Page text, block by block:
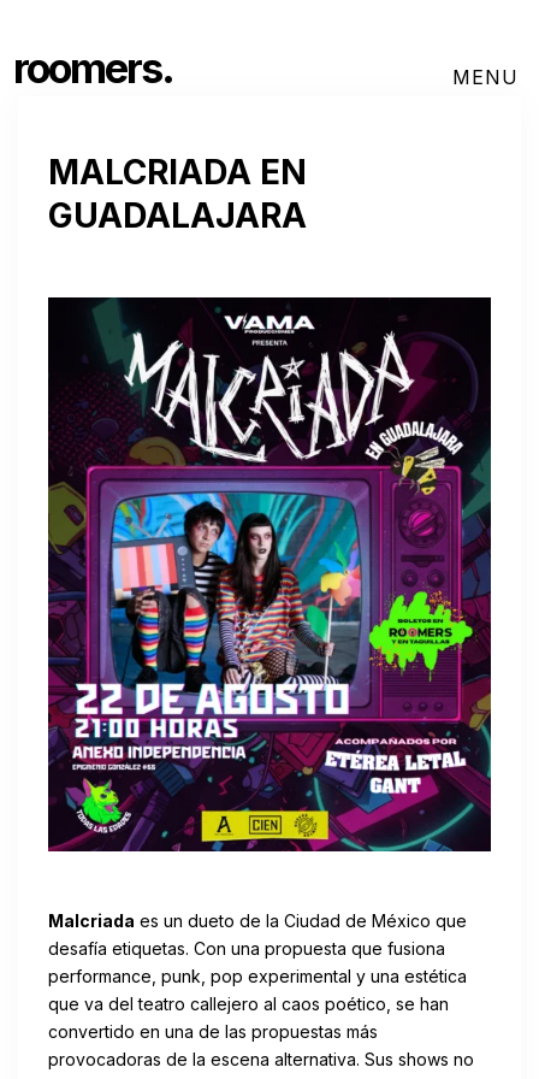
roomers.
MALCRIADA EN
GUADALAJARA
Malcriada es un dueto de la Ciudad de México que
desafía etiquetas. Con una propuesta que fusiona
performance, punk, pop experimental y una estética
que va del teatro callejero al caos poético, se han
convertido en una de las propuestas más
provocadoras de la escena alternativa. Sus shows no